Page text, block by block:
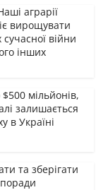
аграрії
вирощувати
війни
інших
мільйонів,
залишається
в Україні
та зберігати